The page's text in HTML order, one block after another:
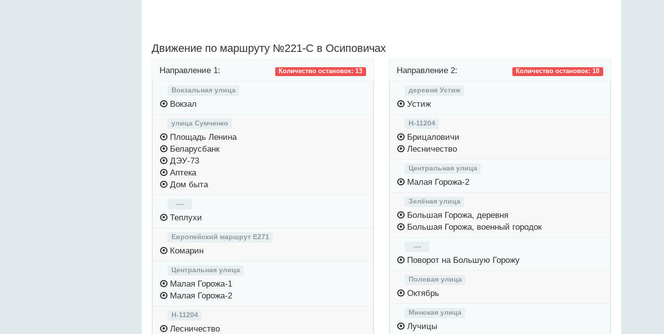
Движение по маршруту №221-С в Осиповичах
Количество остановок: 13
Направление 1:
Вокзальная улица
Вокзал
улица Сумченко
Площадь Ленина
Беларусбанк
ДЭУ-73
Аптека
Дом быта
---
Теплухи
Европейский маршрут Е271
Комарин
Центральная улица
Малая Горожа-1
Малая Горожа-2
Н-11204
Лесничество
Количество остановок: 18
Направление 2:
деревня Устиж
Устиж
Н-11204
Брицаловичи
Лесничество
Центральная улица
Малая Горожа-2
Зелёная улица
Большая Горожа, деревня
Большая Горожа, военный городок
---
Поворот на Большую Горожу
Полевая улица
Октябрь
Минская улица
Лучицы